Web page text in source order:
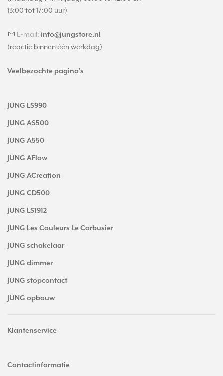
13:00 tot 17:00 uur)
E-mail: info@jungstore.nl
(reactie binnen één werkdag)
Veelbezochte pagina's
JUNG LS990
JUNG AS500
JUNG A550
JUNG AFlow
JUNG ACreation
JUNG CD500
JUNG LS1912
JUNG Les Couleurs Le Corbusier
JUNG schakelaar
JUNG dimmer
JUNG stopcontact
JUNG opbouw
Klantenservice
Contactinformatie